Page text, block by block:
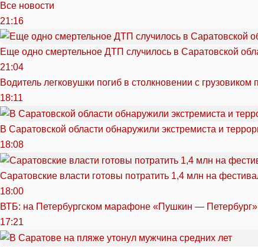
Все новости
21:16
Еще одно смертельное ДТП случилось в Саратовской
21:04
Водитель легковушки погиб в столкновении с
18:11
В Саратовской области обнаружили экстремиста и
18:08
Саратовские власти готовы потратить 1,4 млн на
18:00
ВТБ: на Петербургском марафоне «Пушкин —
17:21